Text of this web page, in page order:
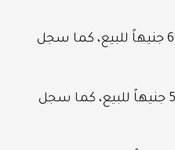
سجل عيار 14 اليوم 692.75 جنيهاً للبيع، كما سجل
سجل عيار 12 اليوم 593.75 جنيهاً للبيع، كما سجل